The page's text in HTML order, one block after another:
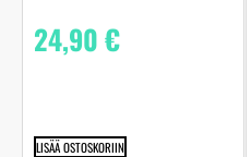
24,90€
LISÄÄ OSTOSKORIIN